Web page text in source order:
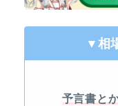
▼相
予言書と